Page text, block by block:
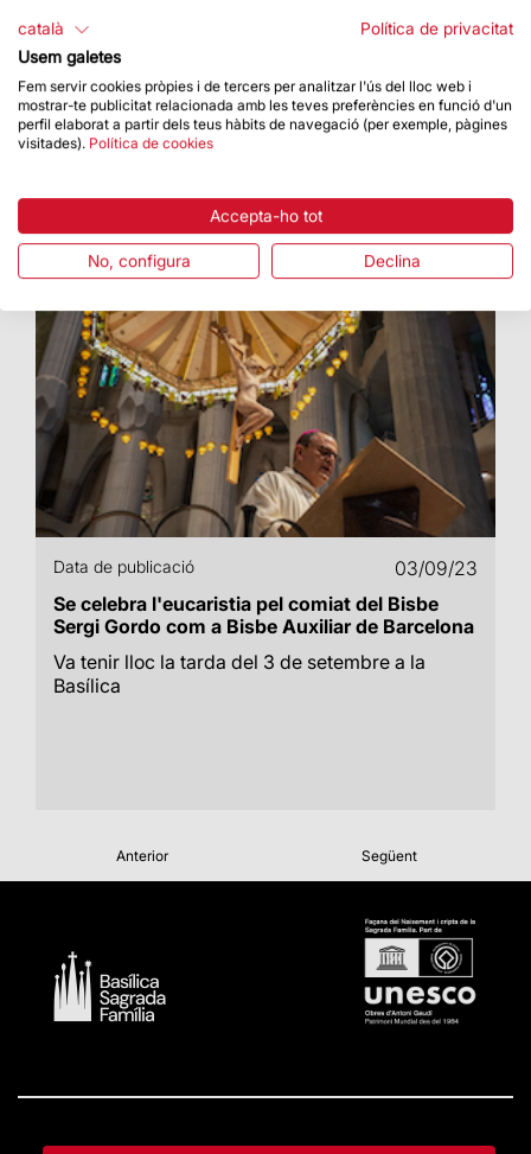
Un pas previ a la finalització de les dues torres
Data de publicació
03/09/23
Se celebra l'eucaristia pel comiat del Bisbe
Sergi Gordo com a Bisbe Auxiliar de Barcelona
Va tenir lloc la tarda del 3 de setembre a la
Basílica
Anterior Següent
català
Política de privacitat
Usem galetes
Fem servir cookies pròpies i de tercers per analitzar l'ús del lloc web i
mostrar-te publicitat relacionada amb les teves preferències en funció d'un
perfil elaborat a partir dels teus hàbits de navegació (per exemple, pàgines
visitades). Política de cookies
Accepta-ho tot
No, configura Declina